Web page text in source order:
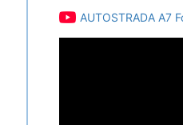
AUTOSTRADA A7